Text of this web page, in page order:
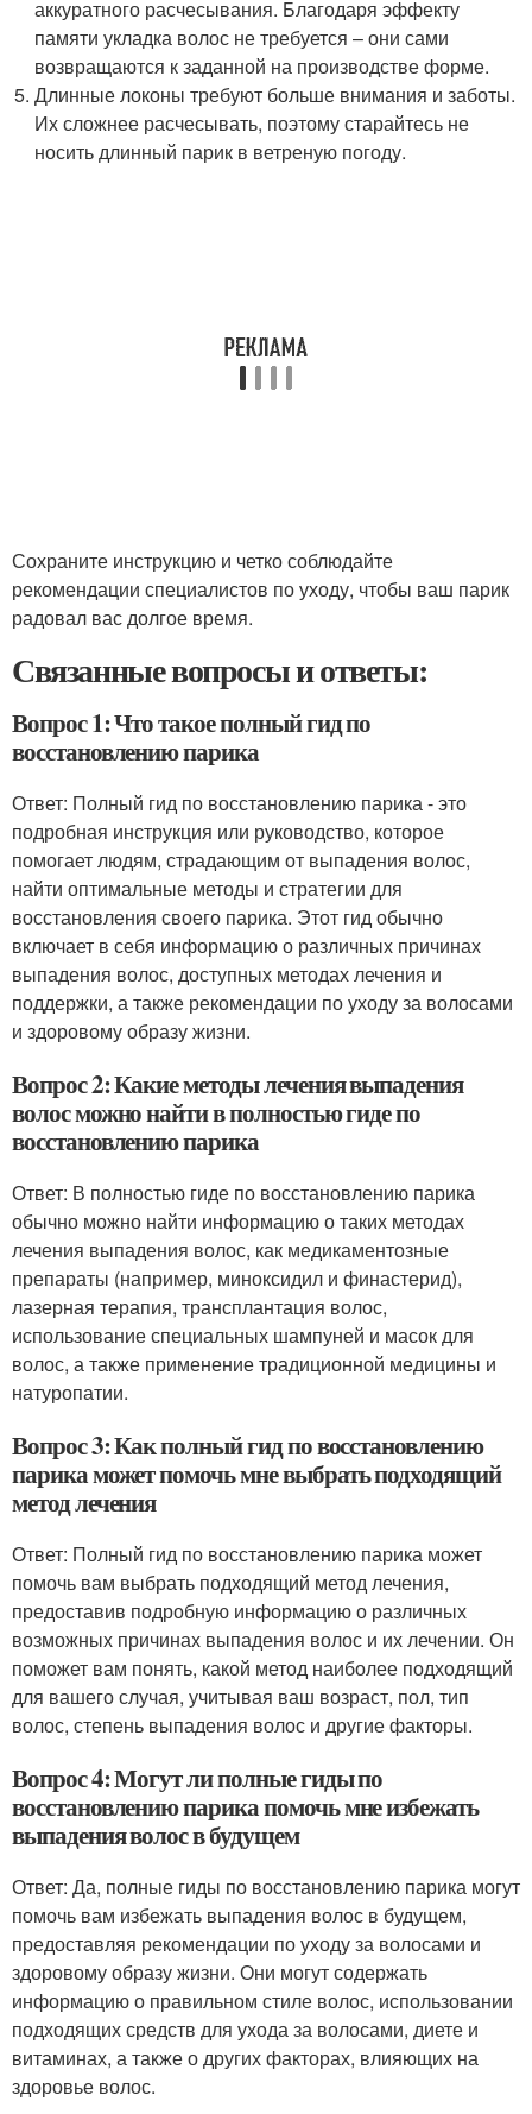
аккуратного расчесывания. Благодаря эффекту
памяти укладка волос не требуется – они сами
возвращаются к заданной на производстве форме.
Длинные локоны требуют больше внимания и заботы.
Их сложнее расчесывать, поэтому старайтесь не
носить длинный парик в ветреную погоду.
Сохраните инструкцию и четко соблюдайте
рекомендации специалистов по уходу, чтобы ваш парик
радовал вас долгое время.
Связанные вопросы и ответы:
Вопрос 1: Что такое полный гид по
восстановлению парика
Ответ: Полный гид по восстановлению парика - это
подробная инструкция или руководство, которое
помогает людям, страдающим от выпадения волос,
найти оптимальные методы и стратегии для
восстановления своего парика. Этот гид обычно
включает в себя информацию о различных причинах
выпадения волос, доступных методах лечения и
поддержки, а также рекомендации по уходу за волосами
и здоровому образу жизни.
Вопрос 2: Какие методы лечения выпадения
волос можно найти в полностью гиде по
восстановлению парика
Ответ: В полностью гиде по восстановлению парика
обычно можно найти информацию о таких методах
лечения выпадения волос, как медикаментозные
препараты (например, миноксидил и финастерид),
лазерная терапия, трансплантация волос,
использование специальных шампуней и масок для
волос, а также применение традиционной медицины и
натуропатии.
Вопрос 3: Как полный гид по восстановлению
парика может помочь мне выбрать подходящий
метод лечения
Ответ: Полный гид по восстановлению парика может
помочь вам выбрать подходящий метод лечения,
предоставив подробную информацию о различных
возможных причинах выпадения волос и их лечении. Он
поможет вам понять, какой метод наиболее подходящий
для вашего случая, учитывая ваш возраст, пол, тип
волос, степень выпадения волос и другие факторы.
Вопрос 4: Могут ли полные гиды по
восстановлению парика помочь мне избежать
выпадения волос в будущем
Ответ: Да, полные гиды по восстановлению парика могут
помочь вам избежать выпадения волос в будущем,
предоставляя рекомендации по уходу за волосами и
здоровому образу жизни. Они могут содержать
информацию о правильном стиле волос, использовании
подходящих средств для ухода за волосами, диете и
витаминах, а также о других факторах, влияющих на
здоровье волос.